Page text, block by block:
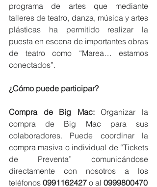
programa de artes que mediante
talleres de teatro, danza, música y artes
plásticas ha permitido realizar la
puesta en escena de importantes obras
de teatro como “Marea… estamos
conectados”.
¿Cómo puede participar?
Compra de Big Mac: Organizar la
compra de Big Mac para sus
colaboradores. Puede coordinar la
compra masiva o individual de “Tickets
de Preventa” comunicándose
directamente con nosotros a los
teléfonos 0991162427 o al 0999800470